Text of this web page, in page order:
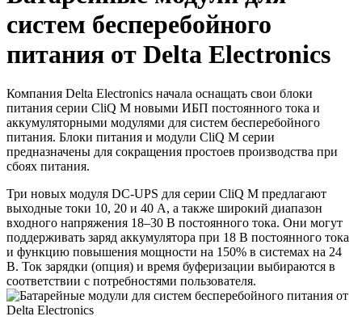
систем бесперебойного
питания от Delta Electronics
Компания Delta Electronics начала оснащать свои блоки
питания серии CliQ M новыми ИБП постоянного тока и
аккумуляторными модулями для систем бесперебойного
питания. Блоки питания и модули CliQ M серии
предназначены для сокращения простоев производства при
сбоях питания.
Три новых модуля DC-UPS для серии CliQ M предлагают
выходные токи 10, 20 и 40 A, а также широкий диапазон
входного напряжения 18–30 В постоянного тока. Они могут
поддерживать заряд аккумулятора при 18 В постоянного тока
и функцию повышения мощности на 150% в системах на 24
В. Ток зарядки (опция) и время буферизации выбираются в
соответствии с потребностями пользователя.